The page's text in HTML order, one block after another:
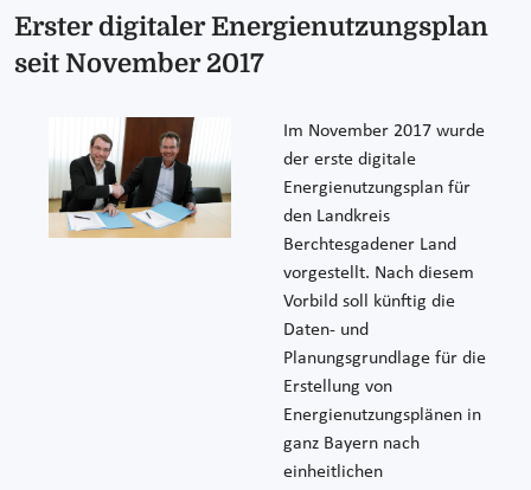
Erster digitaler Energienutzungsplan
seit November 2017
Im November 2017 wurde
der erste digitale
Energienutzungsplan für
den Landkreis
Berchtesgadener Land
vorgestellt. Nach diesem
Vorbild soll künftig die
Daten- und
Planungsgrundlage für die
Erstellung von
Energienutzungsplänen in
ganz Bayern nach
einheitlichen